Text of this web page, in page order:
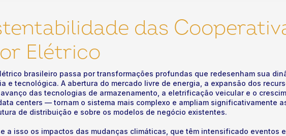
das
Elétrico
brasileiro passa por transformações profundas que redesenham sua
e tecnológica. A abertura do mercado livre de energia, a expansão dos
avanço das tecnologias de armazenamento, a eletrificação veicular e o
centers — tornam o sistema mais complexo e ampliam significativamente
de distribuição e sobre os modelos de negócio existentes.
a isso os impactos das mudanças climáticas, que têm intensificado eventos